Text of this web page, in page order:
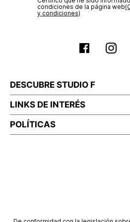
condiciones de la página web‎
y condiciones)
DESCUBRE STUDIO F
LINKS DE INTERÉS
POLÍTICAS